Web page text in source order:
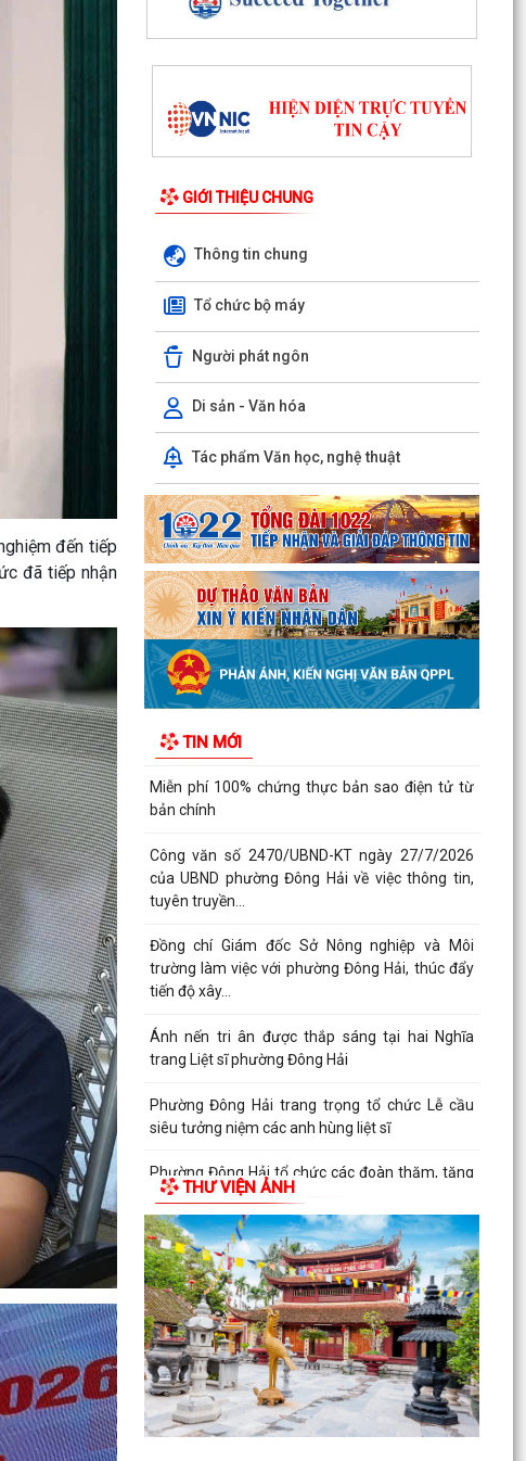
đến tiếp
đã tiếp nhận
GIỚI THIỆU CHUNG
Thông tin chung
Tổ chức bộ máy
Người phát ngôn
Di sản - Văn hóa
Tác phẩm Văn học, nghệ thuật
TIN MỚI
Quyết định số 1143/QĐ-UBND ngày 03/8/2026
của UBND phường Đông Hải về việc thu hồi đất
để thực hiện...
Quyết định số 1142/QĐ-UBND ngày 03/8/2026
của UBND phường Đông Hải về việc thu hồi đất
để thực hiện...
Hải Phòng đẩy nhanh tiến độ đo đạc, lập hồ sơ
Phường Đông Hải tổ chức sinh hoạt dưới cờ
Phường Đông Hải: Giao ban Hiệu trưởng, triển
khai nhiệm vụ chuẩn bị năm học 2026 – 2027
HĐND phường Đông Hải giám sát chuyên đề việc
thực hiện nhiệm vụ thu ngân sách nhà nước
năm 2026
Phường Đông Hải tham dự trực tuyến Hội nghị
toàn quốc quán triệt Nghị quyết Hội nghị lần thứ
ba Ban...
THƯ CẢM ƠN
PHƯỜNG ĐÔNG HẢI TRIỂN KHAI CHƯƠNG TRÌNH
ĐỀ ÁN 06 GIAI ĐOẠN 2026–2030
UBND phường Đông Hải: Quyết liệt thực hiện
mục tiêu năm...
Miễn phí 100% chứng thực bản sao điện tử từ
bản chính
Công văn số 2470/UBND-KT ngày 27/7/2026
của UBND phường Đông Hải về việc thông tin,
tuyên truyền...
Đồng chí Giám đốc Sở Nông nghiệp và Môi
trường làm việc với phường Đông Hải, thúc đẩy
tiến độ xây...
Ánh nến tri ân được thắp sáng tại hai Nghĩa
trang Liệt sĩ phường Đông Hải
Phường Đông Hải trang trọng tổ chức Lễ cầu
siêu tưởng niệm các anh hùng liệt sĩ
Phường Đông Hải tổ chức các đoàn thăm, tặng
quà gia đình chính sách nhân kỷ niệm 79 năm
Ngày Thương...
Phường Đông Hải phối hợp trao quà tri ân người
có công nhân kỷ niệm 79 năm Ngày Thương
binh - Liệt...
Giáo xứ Xâm Bồ dâng hoa tri ân các anh hùng
liệt sĩ
Hội CCB phường Đông Hải phát huy vai trò nòng
THƯ VIỆN ẢNH